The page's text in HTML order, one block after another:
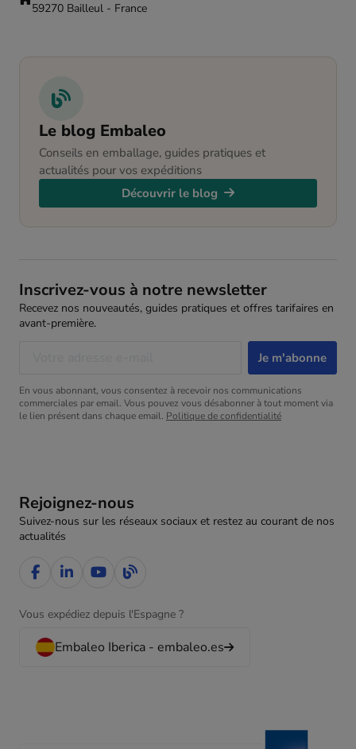
59270 Bailleul - France
Le blog Embaleo
Conseils en emballage, guides pratiques et
actualités pour vos expéditions
Découvrir le blog
Rejoignez-nous
Suivez-nous sur les réseaux sociaux et restez au courant de nos
actualités
Vous expédiez depuis l'Espagne ?
Embaleo Iberica - embaleo.es
Inscrivez-vous à notre newsletter
Recevez nos nouveautés, guides pratiques et offres tarifaires en
avant-première.
En vous abonnant, vous consentez à recevoir nos communications
commerciales par email. Vous pouvez vous désabonner à tout moment via
le lien présent dans chaque email. Politique de confidentialité